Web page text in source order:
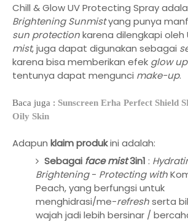
Chill & Glow UV Protecting Spray
Brightening Sunmistyang punya
sun protectionkarena dilengkapi oleh
mist, juga dapat digunakan sebagai
karena bisa memberikan efek glow up
tentunya dapat mengunci make-up.
Baca juga : Sunscreen Erha Perfect Shield
Oily Skin
Adapun klaim produkini adalah:
Sebagai face mist3in1 :
Brightening- Protecting with
Peach, yang berfungsi untuk
menghidrasi/me-refreshserta
wajah jadi lebih bersinar /